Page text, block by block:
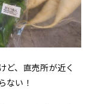
ど、直売所が近く
ない！